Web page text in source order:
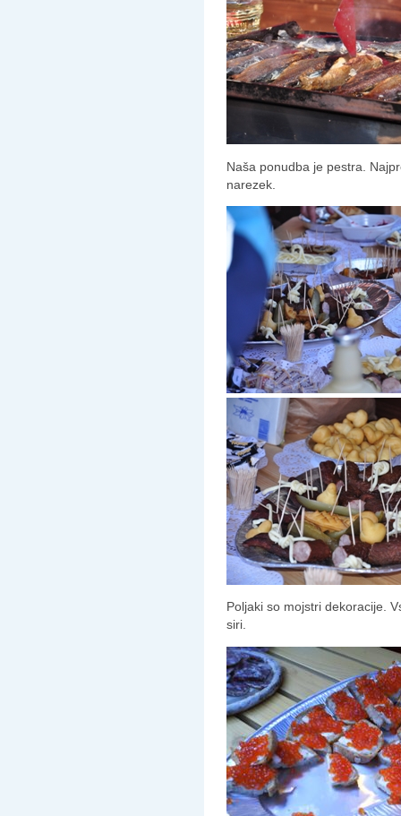
Naša ponudba je pestra.
narezek.
Poljaki so mojstri dekoracije.
siri.